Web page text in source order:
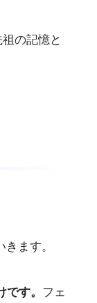
の記憶と
ます。
す。 フェ